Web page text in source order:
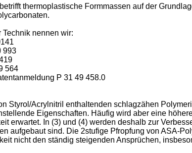
thermoplastische Formmassen auf der
Technik nennen wir:
993
564
P 31 49 458.0
Styrol/Acrylnitril enthaltenden schlagzähen
Eigenschaften. Häufig wird aber eine
erwartet. In (3) und (4) werden deshalb zur
aufgebaut sind. Die 2stufige Pfropfung von ASA-
nicht den ständig steigenden Ansprüchen,